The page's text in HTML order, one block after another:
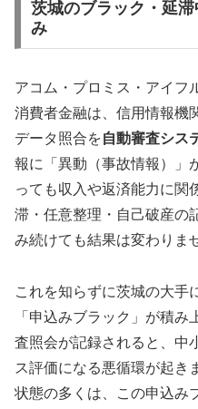
茨城のブラック・延
み
アコム・プロミス・アイフ
消費者金融は、信用情報機
データ照合を自動審査シス
報に「異動（事故情報）」
っても収入や返済能力に関
滞・任意整理・自己破産の
み続けても結果は変わりま
これを知らずに茨城の大手
「申込みブラック」が積
査照会が記録されると、中
ス評価になる悪循環が起き
状態の多くは、この申込み